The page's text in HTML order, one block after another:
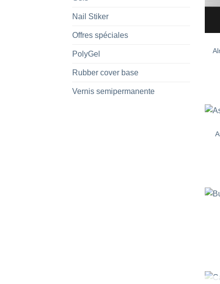
Nail Stiker
Offres spéciales
PolyGel
Rubber cover base
Vernis semipermanente